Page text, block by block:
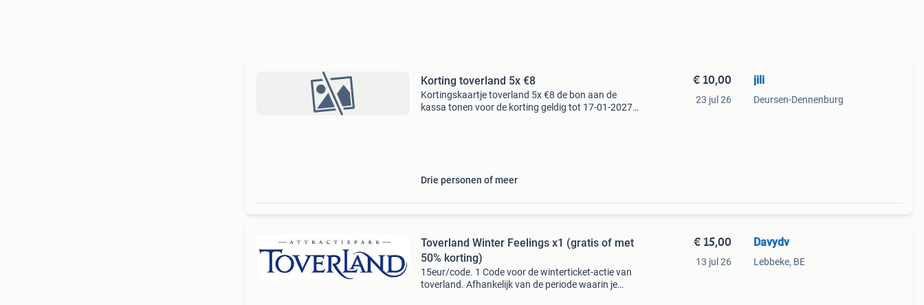
Korting toverland 5x €8
Kortingskaartje toverland 5x €8 de bon aan de
kassa tonen voor de korting geldig tot 17-01-2027
Drie personen of meer
€ 10,00
23 jul 26
jili
Deursen-Dennenburg
Toverland Winter Feelings x1 (gratis of met
50% korting)
15eur/code. 1 Code voor de winterticket-actie van
toverland. Afhankelijk van de periode waarin je
€ 15,00
13 jul 26
Davydv
Lebbeke, BE